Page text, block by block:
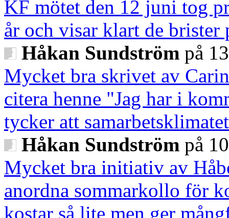
KF mötet den 12 juni tog
år och visar klart de brister
Håkan Sundström på
Mycket bra skrivet av
citera henne "Jag har i
tycker att
Håkan Sundström på
Mycket bra initiativ av
anordna sommarkollo för
kostar så lite men ger